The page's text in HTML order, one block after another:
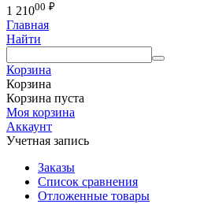
1 21000 ₽
Главная
Найти
Корзина
Корзина
Корзина пуста
Моя корзина
Аккаунт
Учетная запись
Заказы
Список сравнения
Отложенные товары